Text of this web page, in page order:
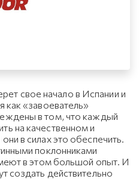
свое начало в Испании и
как «завоеватель»
в том, что каждый
на качественном и
в силах это обеспечить.
поклонниками
в этом большой опыт. И
создать действительно